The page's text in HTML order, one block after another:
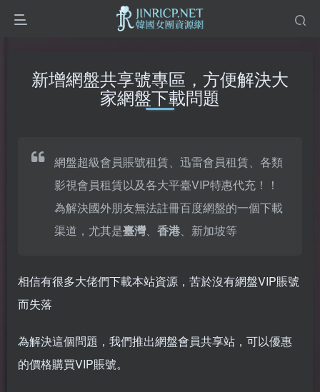
新增網盤共享號專區，方便解決大
家網盤下載問題
網盤超級會員賬號租賃、迅雷會員租賃、各類
影視會員租賃以及各大平臺VIP特惠代充！！
為解決國外朋友無法註冊百度網盤的一個下載
渠道，尤其是臺灣、香港、新加坡等
相信有很多大佬們下載本站資源，苦於沒有網盤VIP賬號
而失落
為解決這個問題，我們推出網盤會員共享站，可以優惠
的價格購買VIP賬號。